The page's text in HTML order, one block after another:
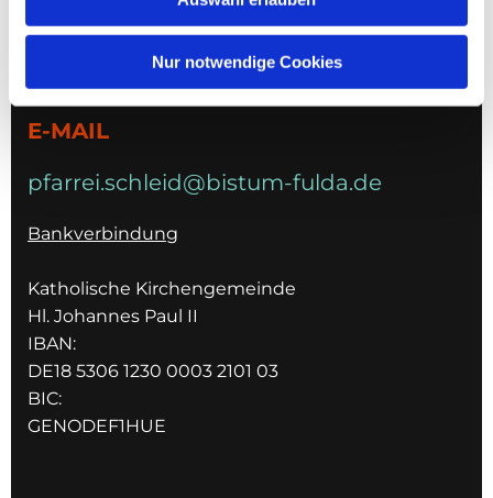
Nur notwendige Cookies
TELEFON
036967 596795
E-MAIL
pfarrei.schleid@bistum-fulda.de
Bankverbindung
Katholische Kirchengemeinde
Hl. Johannes Paul II
IBAN:
DE18 5306 1230 0003 2101 03
BIC:
GENODEF1HUE